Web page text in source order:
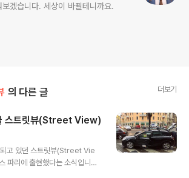
겠습니다. 세상이 바뀔테니까요.
의 다른 글 더보기
스트릿뷰(Street View)
고 있던 스트릿뷰(Street Vie
파리에 출현했다는 소식입니다.